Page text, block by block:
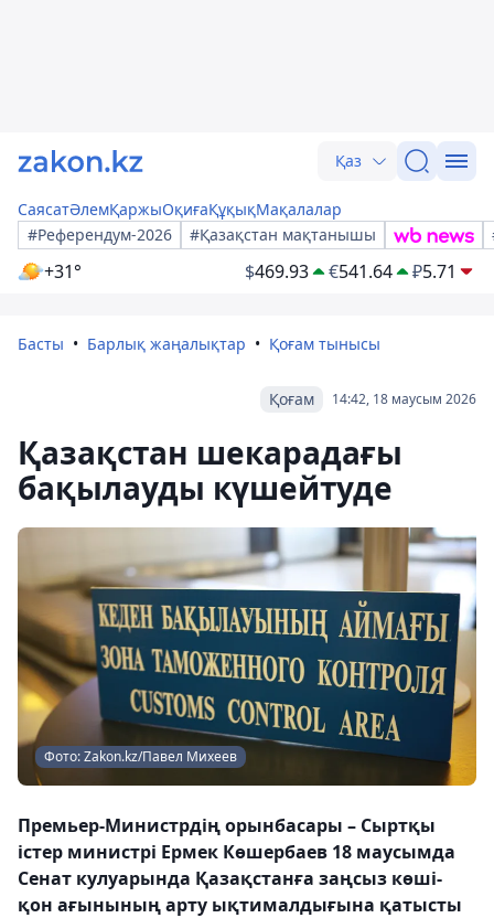
Қаз
СаясатӘлемҚаржыОқиғаҚұқықМақалалар
#Референдум-2026
#Қазақстан мақтанышы
+31° $469.93 €541.64 ₽5.71
Басты Барлық жаңалықтар Қоғам тынысы
14:42, 18 маусым 2026
Қоғам
Қазақстан шекарадағы
бақылауды күшейтуде
Фото: Zakon.kz/Павел Михеев
Премьер-Министрдің орынбасары – Сыртқы
істер министрі Ермек Көшербаев 18 маусымда
Сенат кулуарында Қазақстанға заңсыз көші-
қон ағынының арту ықтималдығына қатысты